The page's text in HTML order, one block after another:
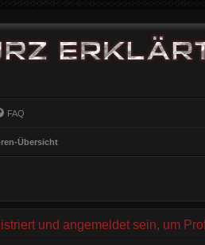
FAQ
Übersicht
und angemeldet sein, um